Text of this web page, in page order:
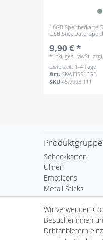
16GB Speicherkarte
USB Stick
9,90 € *
* inkl. ges. MwSt.
Lieferzeit: 1-4 Tage
Art.SKWEISS16GB
SKU45.9993.111
Scheckkarten
Uhren
Emoticons
Metall Sticks
Spinner
LED Lampen
Cornhole
Schlösser
Wir verwenden
Besucher:innen
Drittanbietern